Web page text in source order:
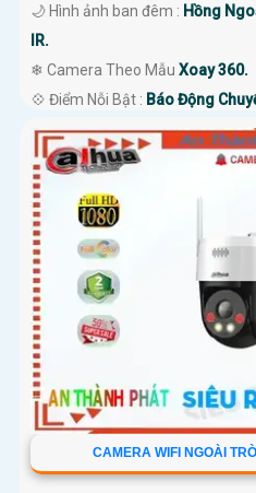
🌙 Hình ảnh ban đêm : Hồng
IR.
❄ Camera Theo Mẫu Xoay 360.
️💠 Điểm Nỗi Bật : Báo Động
CAMERA WIFI NGOÀI